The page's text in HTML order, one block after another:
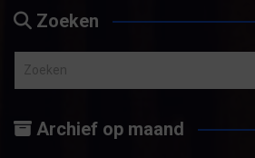
Zoeken
k
Archief op maand